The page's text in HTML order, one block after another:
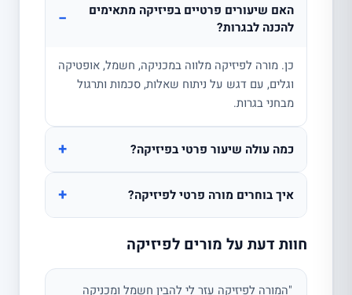
האם שיעורים פרטיים בפיזיקה מתאימים
להכנה לבגרות?
−
כן. מורה לפיזיקה מלווה במכניקה, חשמל, אופטיקה
וגלים, עם דגש על ניתוח שאלות, סכמות ותרגול
מבחני בגרות.
כמה עולה שיעור פרטי בפיזיקה? +
איך בוחרים מורה פרטי לפיזיקה? +
חוות דעת על מורים לפיזיקה
"המורה לפיזיקה עזר לי להבין חשמל ומכניקה